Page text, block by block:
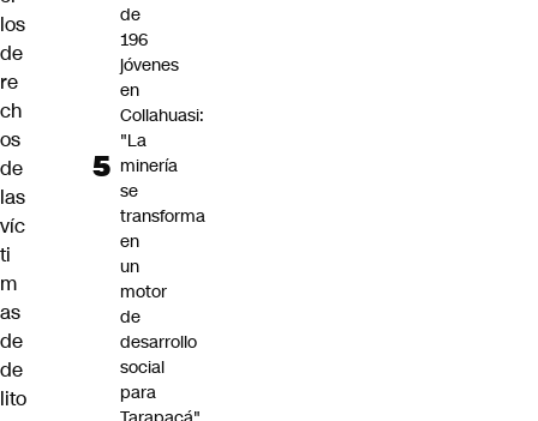
los
de
re
ch
os
de
las
víc
ti
m
as
de
de
lito
de
196
jóvenes
en
Collahuasi:
"La
minería
se
transforma
en
un
motor
de
desarrollo
social
para